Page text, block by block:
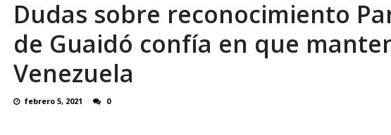
En 8 meses «876 horas de apagones» El desbastador
Dudas sobre reconocimiento
de Guaidó confía en que
Venezuela
febrero 5, 2021 0